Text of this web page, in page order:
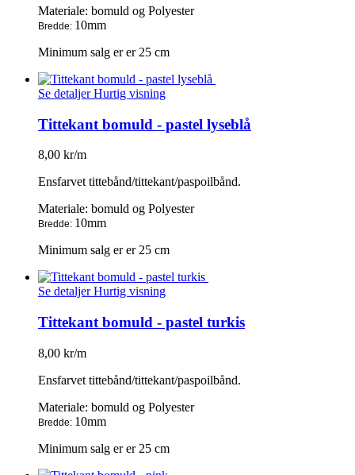
Materiale: bomuld og Polyester
Bredde: 10mm
Minimum salg er er 25 cm
Se detaljerHurtig visning
Tittekant bomuld - pastel lyseblå
8,00 kr/m
Ensfarvet tittebånd/tittekant/paspoilbånd.
Materiale: bomuld og Polyester
Bredde: 10mm
Minimum salg er er 25 cm
Se detaljerHurtig visning
Tittekant bomuld - pastel turkis
8,00 kr/m
Ensfarvet tittebånd/tittekant/paspoilbånd.
Materiale: bomuld og Polyester
Bredde: 10mm
Minimum salg er er 25 cm